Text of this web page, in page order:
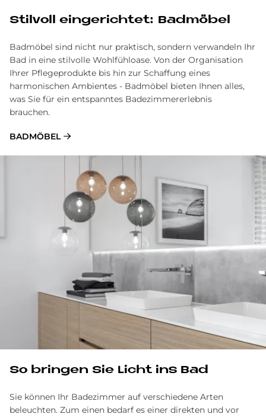
Stil­voll ein­ge­rich­tet: Bad­mö­bel
Badmöbel sind nicht nur praktisch, sondern verwandeln Ihr
Bad in eine stilvolle Wohlfühl­oase. Von der Organisation
Ihrer Pflege­produkte bis hin zur Schaf­fung eines
harmonischen Ambientes - Bad­möbel bieten Ihnen alles,
was Sie für ein ent­spanntes Badezimm­ererlebnis
brauchen.
BADMÖBEL
So bringen Sie Licht ins Bad
Sie können Ihr Badezimmer auf verschiedene Arten
beleuchten. Zum einen bedarf es einer direkten und vor